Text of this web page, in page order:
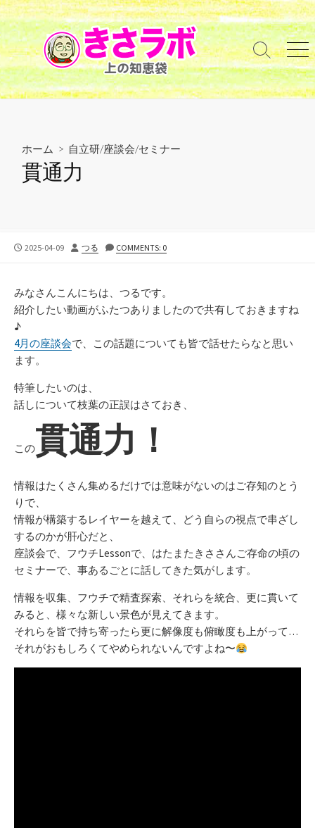
コ
ン
テ
ン
ツ
へ
検
索
切
り
メ
ニ
ュ
ー
ホーム > 自立研/座談会/セミナー
貫通力
公
2025-04-09
投
つる COMMENTS: 0
みなさんこんにちは、つるです。
紹介したい動画がふたつありましたので共有しておきますね
♪
4月の座談会で、この話題についても皆で話せたらなと思い
ます。
特筆したいのは、
話しについて枝葉の正誤はさておき、
この貫通力！
情報はたくさん集めるだけでは意味がないのはご存知のとう
りで、
情報が構築するレイヤーを越えて、どう自らの視点で串ざし
するのかが肝心だと、
座談会で、フウチLessonで、はたまたきささんご存命の頃の
セミナーで、事あるごとに話してきた気がします。
情報を収集、フウチで精査探索、それらを統合、更に貫いて
みると、様々な新しい景色が見えてきます。
それらを皆で持ち寄ったら更に解像度も俯瞰度も上がって…
それがおもしろくてやめられないんですよね〜